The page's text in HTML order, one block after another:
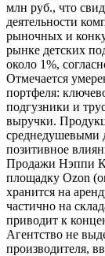
млн руб., что
деятельности
рыночных и
рынке детских
около 1%,
Отмечается
портфеля:
подгузники и
выручки.
среднедушевыми
позитивное
Продажи Нэппи
площадку Ozon
хранится на
частично на
приводит к
Агентство не
производителя,